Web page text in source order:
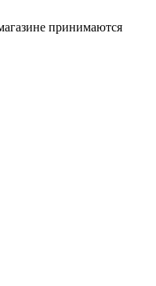
принимаются